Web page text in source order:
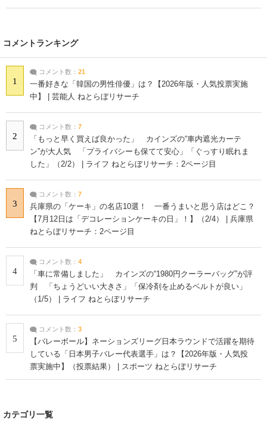
コメントランキング
1
コメント数： 21
一番好きな「韓国の男性俳優」は？【2026年版・人気投票実施
中】 | 芸能人 ねとらぼリサーチ
2
コメント数： 7
「もっと早く買えば良かった」 カインズの“車内遮光カーテ
ン”が大人気 「プライバシーも保てて安心」「ぐっすり眠れま
した」（2/2） | ライフ ねとらぼリサーチ：2ページ目
3
コメント数： 7
兵庫県の「ケーキ」の名店10選！ 一番うまいと思う店はどこ？
【7月12日は「デコレーションケーキの日」！】（2/4） | 兵庫県
ねとらぼリサーチ：2ページ目
4
コメント数： 4
「車に常備しました」 カインズの“1980円クーラーバッグ”が評
判 「ちょうどいい大きさ」「保冷剤を止めるベルトが良い」
（1/5） | ライフ ねとらぼリサーチ
5
コメント数： 3
【バレーボール】ネーションズリーグ日本ラウンドで活躍を期待
している「日本男子バレー代表選手」は？【2026年版・人気投
票実施中】（投票結果） | スポーツ ねとらぼリサーチ
カテゴリ一覧